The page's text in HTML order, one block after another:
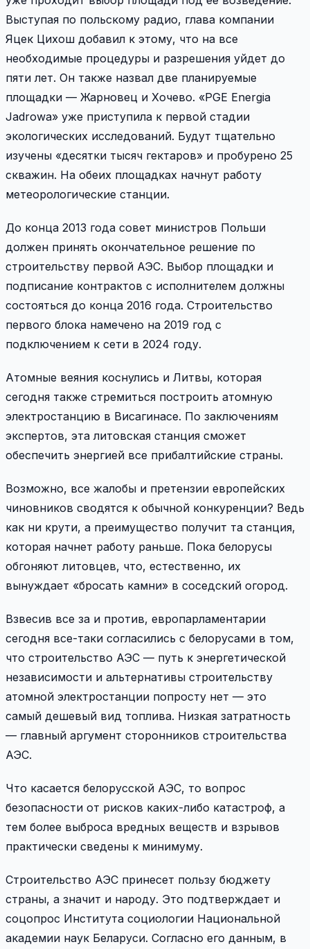
Выступая по польскому радио, глава компании
Яцек Цихош добавил к этому, что на все
необходимые процедуры и разрешения уйдет до
пяти лет. Он также назвал две планируемые
площадки — Жарновец и Хочево. «PGE Energia
Jadrowa» уже приступила к первой стадии
экологических исследований. Будут тщательно
изучены «десятки тысяч гектаров» и пробурено 25
скважин. На обеих площадках начнут работу
метеорологические станции.
До конца 2013 года совет министров Польши
должен принять окончательное решение по
строительству первой АЭС. Выбор площадки и
подписание контрактов с исполнителем должны
состояться до конца 2016 года. Строительство
первого блока намечено на 2019 год с
подключением к сети в 2024 году.
Атомные веяния коснулись и Литвы, которая
сегодня также стремиться построить атомную
электростанцию в Висагинасе. По заключениям
экспертов, эта литовская станция сможет
обеспечить энергией все прибалтийские страны.
Возможно, все жалобы и претензии европейских
чиновников сводятся к обычной конкуренции? Ведь
как ни крути, а преимущество получит та станция,
которая начнет работу раньше. Пока белорусы
обгоняют литовцев, что, естественно, их
вынуждает «бросать камни» в соседский огород.
Взвесив все за и против, европарламентарии
сегодня все-таки согласились с белорусами в том,
что строительство АЭС — путь к энергетической
независимости и альтернативы строительству
атомной электростанции попросту нет — это
самый дешевый вид топлива. Низкая затратность
— главный аргумент сторонников строительства
АЭС.
Что касается белорусской АЭС, то вопрос
безопасности от рисков каких-либо катастроф, а
тем более выброса вредных веществ и взрывов
практически сведены к минимуму.
Строительство АЭС принесет пользу бюджету
страны, а значит и народу. Это подтверждает и
соцопрос Института социологии Национальной
академии наук Беларуси. Согласно его данным, в